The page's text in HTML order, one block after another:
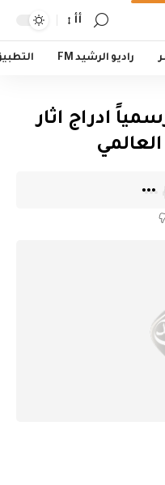
أأ
راديو الرشيد FM
ادراج اثار